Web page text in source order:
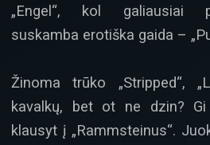
„Engel“, kol galiausiai
suskamba erotiška gaida –
Žinoma trūko „Stripped“,
kavalkų, bet ot ne dzin?
klausyt į „Rammsteinus“.